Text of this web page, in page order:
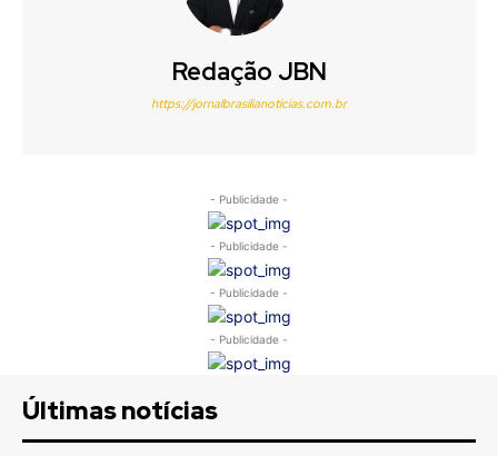
Redação JBN
https://jornalbrasilianoticias.com.br
- Publicidade -
- Publicidade -
- Publicidade -
- Publicidade -
Últimas notícias